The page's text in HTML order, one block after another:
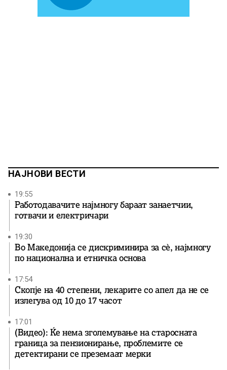
НАЈНОВИ ВЕСТИ
19:55
Работодавачите најмногу бараат занаетчии,
готвачи и електричари
19:30
Во Македонија се дискриминира за сѐ, најмногу
по национална и етничка основа
17:54
Скопје на 40 степени, лекарите со апел да не се
излегува од 10 до 17 часот
17:01
(Видео): Ќе нема зголемување на старосната
граница за пензионирање, проблемите се
детектирани се преземаат мерки